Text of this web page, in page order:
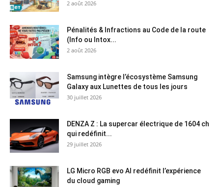
2 août 2026
Pénalités & Infractions au Code de la route
(Info ou Intox...
2 août 2026
Samsung intègre l’écosystème Samsung
Galaxy aux Lunettes de tous les jours
30 juillet 2026
DENZA Z : La supercar électrique de 1604 ch
qui redéfinit...
29 juillet 2026
LG Micro RGB evo AI redéfinit l’expérience
du cloud gaming